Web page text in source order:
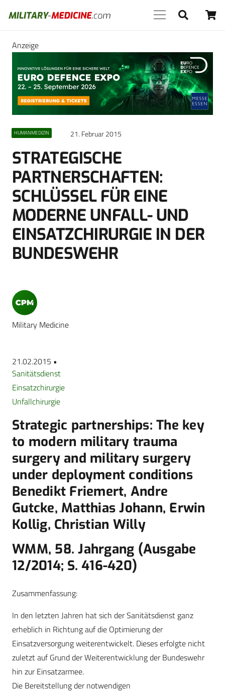
Anzeige
HUMANMEDIZIN 21. Februar 2015
STRATEGISCHE
PARTNERSCHAFTEN:
SCHLÜSSEL FÜR EINE
MODERNE UNFALL- UND
EINSATZCHIRURGIE IN DER
BUNDESWEHR
Military Medicine
21.02.2015 •
Sanitätsdienst
Einsatzchirurgie
Unfallchirurgie
Strategic partnerships: The key
to modern military trauma
surgery and military surgery
under deployment conditions
Benedikt Friemert, Andre
Gutcke, Matthias Johann, Erwin
Kollig, Christian Willy
WMM, 58. Jahrgang (Ausgabe
12/2014; S. 416-420)
Zusammenfassung:
In den letzten Jahren hat sich der Sanitätsdienst ganz
erheblich in Richtung auf die Optimierung der
Einsatzversorgung weiterentwickelt. Dieses erfolgte nicht
zuletzt auf Grund der Weiterentwicklung der Bundeswehr
hin zur Einsatzarmee.
Die Bereitstellung der notwendigen